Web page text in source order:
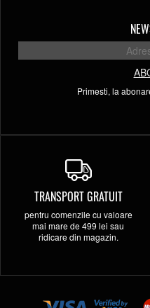
Primesti, la
TRANSPORT GRATUIT
pentru comenzile cu valoare
mai mare de 499 lei sau
ridicare din magazin.